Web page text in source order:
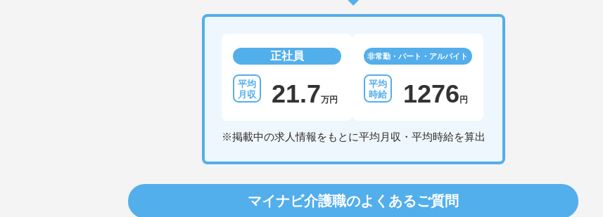
正社員
21.7万円
非常勤・パート・アルバイト
1276 円
※掲載中の求人情報をもとに平均月収・平均時給を算出
マイナビ介護職のよくあるご質問